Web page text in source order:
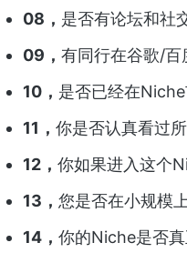
08， 是否有论坛和社
09， 有同行在谷歌/百
10， 是否已经在
11， 你是否认真看过
12， 你如果进入这个
13， 您是否在小规模
14， 你的Niche是否